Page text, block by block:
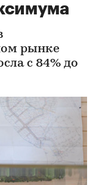
рынке
с 84% до